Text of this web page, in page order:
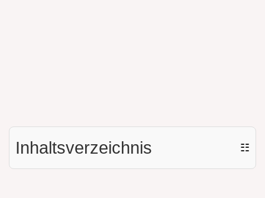
Inhaltsverzeichnis ☷